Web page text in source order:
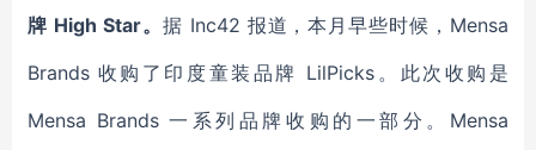
牌 High Star。 据 Inc42 报道，本月早些时候，Mensa
Brands 收购了印度童装品牌 LilPicks。此次收购是
Mensa Brands 一系列品牌收购的一部分。Mensa